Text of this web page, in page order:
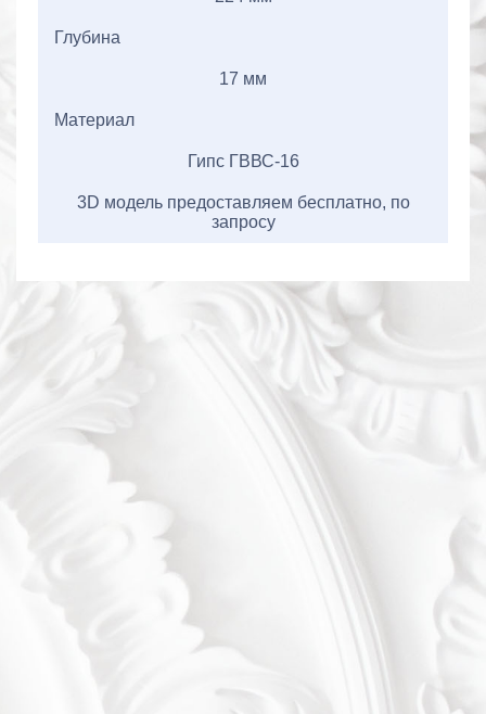
Глубина
17 мм
Материал
Гипс ГВВС-16
3D модель предоставляем бесплатно, по
запросу